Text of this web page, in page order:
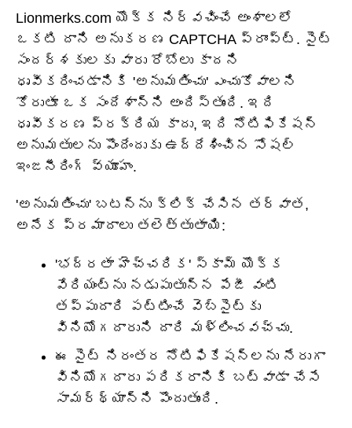
Lionmerks.com యొక్క నిర్వచించే అంశాలలో
ఒకటి దాని అనుకరణ CAPTCHA ప్రాంప్ట్. సైట్
సందర్శకులకు వారు రోబోలు కాదని
ధృవీకరించడానికి 'అనుమతించు' ఎంచుకోవాలని
కోరుతూ ఒక సందేశాన్ని అందిస్తుంది. ఇది
ధృవీకరణ ప్రక్రియ కాదు, ఇది నోటిఫికేషన్
అనుమతులను పొందేందుకు ఉద్దేశించిన సోషల్
ఇంజనీరింగ్ వ్యూహం.
'అనుమతించు' బటన్‌ను క్లిక్ చేసిన తర్వాత,
అనేక ప్రమాదాలు తలెత్తుతాయి:
'భద్రతా హెచ్చరిక' స్కామ్ యొక్క
వేరియంట్‌ను నడుపుతున్న పేజీ వంటి
తప్పుదారి పట్టించే వెబ్‌సైట్‌కు
వినియోగదారుని దారి మళ్లించవచ్చు.
ఈ సైట్ నిరంతర నోటిఫికేషన్‌లను నేరుగా
వినియోగదారు పరికరానికి బట్వాడా చేసే
సామర్థ్యాన్ని పొందుతుంది.